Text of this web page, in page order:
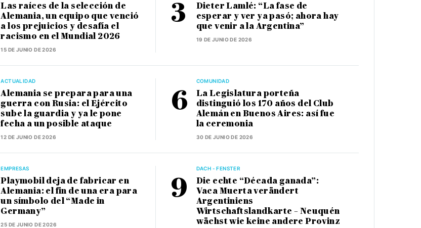
Las raíces de la selección de
Alemania, un equipo que venció
a los prejuicios y desafía el
racismo en el Mundial 2026
15 DE JUNIO DE 2026
Dieter Lamlé: “La fase de
esperar y ver ya pasó; ahora hay
que venir a la Argentina”
19 DE JUNIO DE 2026
ACTUALIDAD
Alemania se prepara para una
guerra con Rusia: el Ejército
sube la guardia y ya le pone
fecha a un posible ataque
12 DE JUNIO DE 2026
COMUNIDAD
La Legislatura porteña
distinguió los 170 años del Club
Alemán en Buenos Aires: así fue
la ceremonia
30 DE JUNIO DE 2026
EMPRESAS
Playmobil deja de fabricar en
Alemania: el fin de una era para
un símbolo del “Made in
Germany”
25 DE JUNIO DE 2026
DACH - FENSTER
Die echte “Década ganada”:
Vaca Muerta verändert
Argentiniens
Wirtschaftslandkarte – Neuquén
wächst wie keine andere Provinz